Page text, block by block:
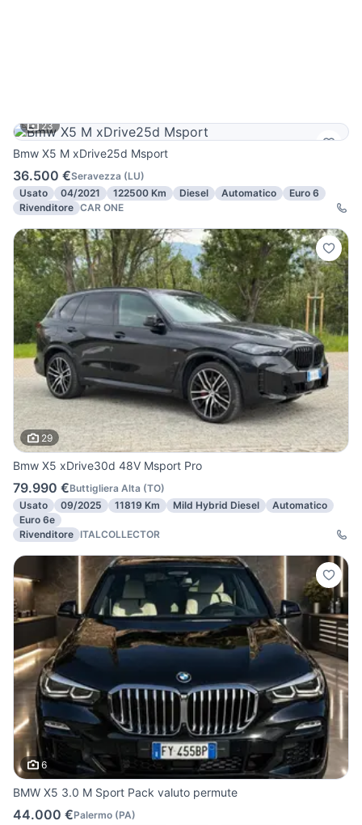
23
Bmw X5 M xDrive25d Msport
36.500 €Seravezza (LU)
Usato
04/2021 122500 Km Diesel Automatico
Euro 6
Rivenditore CAR ONE
29
Bmw X5 xDrive30d 48V Msport Pro
79.990 €Buttigliera Alta (TO)
Usato
09/2025 11819 Km Mild Hybrid Diesel
Automatico
Euro 6e
Rivenditore ITALCOLLECTOR
6
BMW X5 3.0 M Sport Pack valuto permute
44.000 €Palermo (PA)